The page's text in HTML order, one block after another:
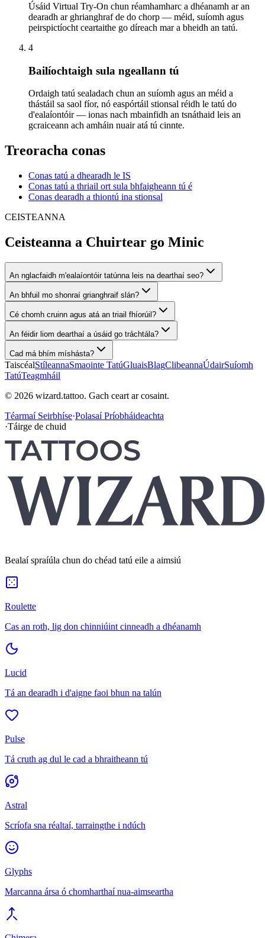
Úsáid Virtual Try-On chun réamhamharc a dhéanamh ar an
dearadh ar ghrianghraf de do chorp — méid, suíomh agus
peirspictíocht ceartaithe go díreach mar a bheidh an tatú.
4
Bailíochtaigh sula ngeallann tú
Ordaigh tatú sealadach chun an suíomh agus an méid a
thástáil sa saol fíor, nó easpórtáil stionsal réidh le tatú do
d'ealaíontóir — ionas nach mbainfidh an tsnáthaid leis an
gcraiceann ach amháin nuair atá tú cinnte.
Treoracha conas
Conas tatú a dhearadh le IS
Conas tatú a thriail ort sula bhfaigheann tú é
Conas dearadh a thiontú ina stionsal
CEISTEANNA
Ceisteanna a Chuirtear go Minic
An nglacfaidh m'ealaíontóir tatúnna leis na dearthaí seo?
An bhfuil mo shonraí grianghraif slán?
Cé chomh cruinn agus atá an triail fhíorúil?
An féidir liom dearthaí a úsáid go tráchtála?
Cad má bhím míshásta?
TaiscéalStíleannaSmaointe TatúGluaisBlagClibeannaÚdairSuíomh
TatúTeagmháil
© 2026 wizard.tattoo. Gach ceart ar cosaint.
Téarmaí Seirbhíse·Polasaí Príobháideachta
·Táirge de chuid
Bealaí spraíúla chun do chéad tatú eile a aimsiú
Roulette
Cas an roth, lig don chinniúint cinneadh a dhéanamh
Lucid
Tá an dearadh i d'aigne faoi bhun na talún
Pulse
Tá cruth ag dul le cad a bhraitheann tú
Astral
Scríofa sna réaltaí, tarraingthe i ndúch
Glyphs
Marcanna ársa ó chomharthaí nua-aimseartha